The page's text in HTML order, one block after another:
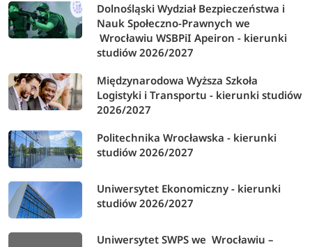
Dolnośląski Wydział Bezpieczeństwa i
Nauk Społeczno-Prawnych we
Wrocławiu WSBPiI Apeiron - kierunki
studiów 2026/2027
Międzynarodowa Wyższa Szkoła
Logistyki i Transportu - kierunki studiów
2026/2027
Politechnika Wrocławska - kierunki
studiów 2026/2027
Uniwersytet Ekonomiczny - kierunki
studiów 2026/2027
Uniwersytet SWPS we Wrocławiu –